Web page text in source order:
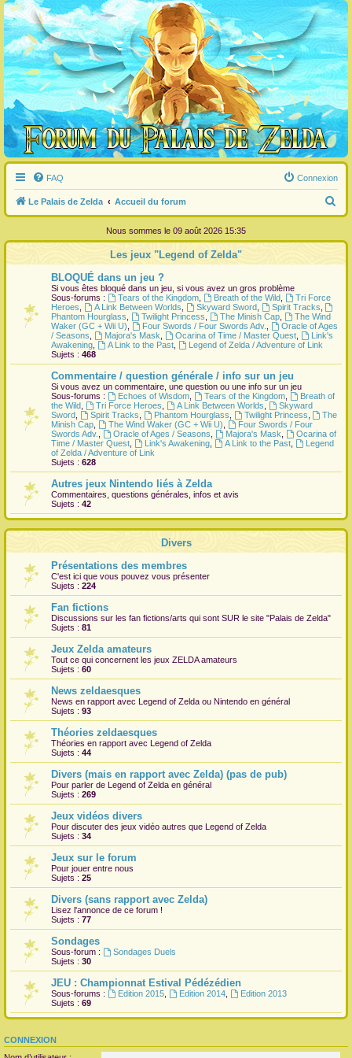
FAQ Connexion
Le Palais de Zelda Accueil du forum
e
c
Nous sommes le 09 août 2026 15:35
Les jeux "Legend of Zelda"
BLOQUÉ dans un jeu ?
Si vous êtes bloqué dans un jeu, si vous avez un gros problème
Sous-forums :
Tears of the Kingdom, Breath of the Wild,
Tri Force
Heroes
A Link Between Worlds Skyward Sword, Spirit Tracks
Phantom Hourglass
Twilight Princess The Minish Cap,
The Wind
Waker (GC + Wii U)
Four Swords / Four Swords Adv.
Oracle of Ages
/ Seasons
Majora's Mask Ocarina of Time / Master Quest,
Link's
Awakening
A Link to the Past,
Legend of Zelda / Adventure of Link
Sujets : 468
Commentaire / question générale / info sur un jeu
Si vous avez un commentaire, une question ou une info sur un jeu
Sous-forums :
Echoes of Wisdom, Tears of the Kingdom,
Breath of
the Wild
Tri Force Heroes A Link Between Worlds
Skyward
Sword
Spirit Tracks Phantom Hourglass Twilight Princess
The
Minish Cap
The Wind Waker (GC + Wii U)
Four Swords / Four
Swords Adv.
Oracle of Ages / Seasons Majora's Mask
Ocarina of
Time / Master Quest
Link's Awakening, A Link to the Past,
Legend
of Zelda / Adventure of Link
Sujets : 628
Autres jeux Nintendo liés à Zelda
Commentaires, questions générales, infos et avis
Sujets : 42
Divers
Présentations des membres
C'est ici que vous pouvez vous présenter
Sujets : 224
Fan fictions
Discussions sur les fan fictions/arts qui sont SUR le site "Palais de Zelda"
Sujets : 81
Jeux Zelda amateurs
Tout ce qui concernent les jeux ZELDA amateurs
Sujets : 60
News zeldaesques
News en rapport avec Legend of Zelda ou Nintendo en général
Sujets : 93
Théories zeldaesques
Théories en rapport avec Legend of Zelda
Sujets : 44
Divers (mais en rapport avec Zelda) (pas de pub)
Pour parler de Legend of Zelda en général
Sujets : 269
Jeux vidéos divers
Pour discuter des jeux vidéo autres que Legend of Zelda
Sujets : 34
Jeux sur le forum
Pour jouer entre nous
Sujets : 25
Divers (sans rapport avec Zelda)
Lisez l'annonce de ce forum !
Sujets : 77
Sondages
Sous-forum :
Sondages Duels
Sujets : 30
JEU : Championnat Estival Pédézédien
Sous-forums : Edition 2015, Edition 2014,
Edition 2013
Sujets : 69
CONNEXION